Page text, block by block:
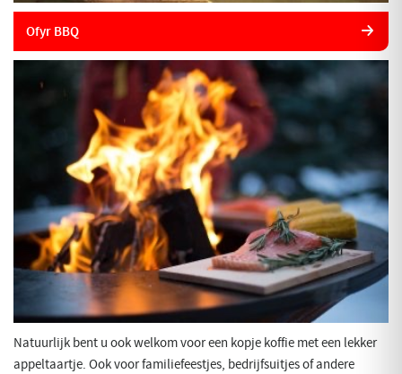
Ofyr BBQ
Natuurlijk bent u ook welkom voor een kopje koffie met een lekker
appeltaartje. Ook voor familiefeestjes, bedrijfsuitjes of andere